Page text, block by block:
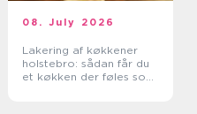
08. July 2026
Lakering af køkkener
holstebro: sådan får du
et køkken der føles som